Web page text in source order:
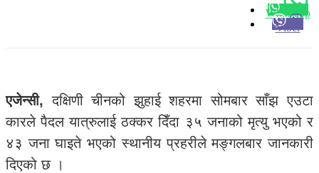
Whatsapp
Viber
एजेन्सी,दक्षिणी चीनको झुहाई शहरमा सोमबार साँझ एउटा
कारले पैदल यात्रुलाई ठक्कर दिँदा ३५ जनाको मृत्यु भएको र
४३ जना घाइते भएको स्थानीय प्रहरीले मङ्गलबार जानकारी
दिएको छ ।